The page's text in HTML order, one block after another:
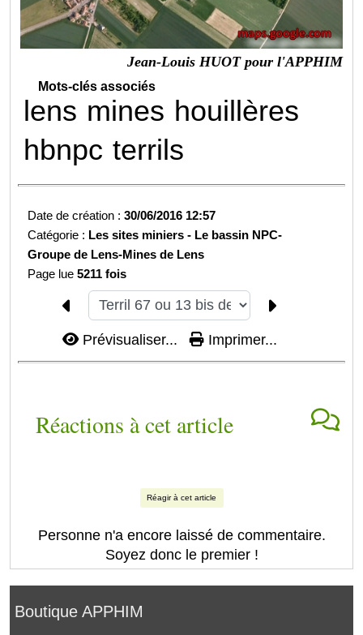
Boutique APPHIM
Jean-Louis HUOT pour l'APPHIM
Mots-clés associés
lens mines houillères
hbnpc terrils
Date de création :30/06/2016 12:57
Catégorie : Les sites miniers - Le bassin NPC-
Groupe de Lens-Mines de Lens
Page lue5211 fois
Prévisualiser... Imprimer...
Réactions à cet article
Réagir à cet article
Personne n'a encore laissé de commentaire.
Soyez donc le premier !